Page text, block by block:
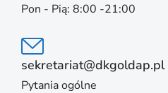
Pon - Pią: 8:00 -21:00
sekretariat@dkgoldap.pl
Pytania ogólne